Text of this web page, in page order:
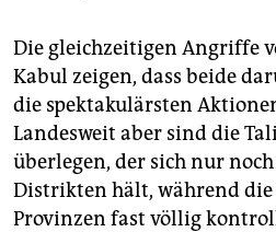
Die gleichzeitigen Angriffe
Kabul zeigen, dass beide
die spektakulärsten
Landesweit aber sind die
überlegen, der sich nur
Distrikten hält, während
Provinzen fast völlig